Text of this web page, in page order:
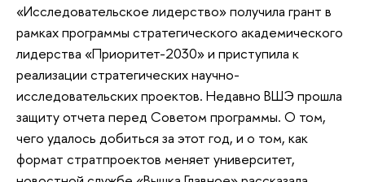
«Исследовательское лидерство» получила грант в
рамках программы стратегического академического
лидерства «Приоритет-2030» и приступила к
реализации стратегических научно-
исследовательских проектов. Недавно ВШЭ прошла
защиту отчета перед Советом программы. О том,
чего удалось добиться за этот год, и о том, как
формат стратпроектов меняет университет,